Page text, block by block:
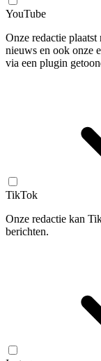
YouTube
Onze redactie
nieuws en ook onze
via een plugin
TikTok
Onze redactie kan
berichten.